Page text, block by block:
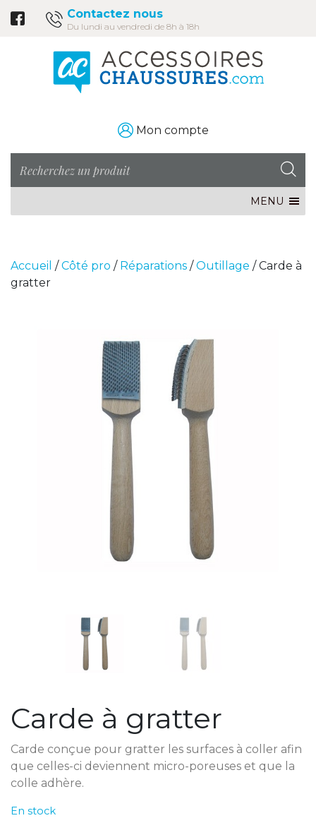
Contactez nous
Du lundi au vendredi de 8h à 18h
Mon compte
MENU
Accueil /Côté pro / Réparations /Outillage / Carde à
gratter
Carde à gratter
Carde conçue pour gratter les surfaces à coller afin
que celles-ci deviennent micro-poreuses et que la
colle adhère.
En stock